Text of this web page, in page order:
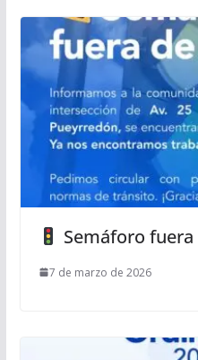
Semáforo
7 de marzo de 2026